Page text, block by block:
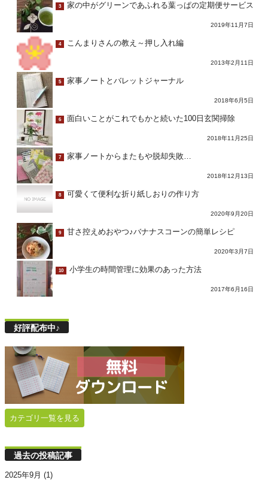
3 家の中がグリーンであふれる葉っぱの定期便サービス
2019年11月7日
4 こんまりさんの教え～押し入れ編
2013年2月11日
5 家事ノートとバレットジャーナル
2018年6月5日
6 面白いことがこれでもかと続いた100日玄関掃除
2018年11月25日
7 家事ノートからまたもや脱却失敗…
2018年12月13日
8 可愛くて便利な折り紙しおりの作り方
2020年9月20日
9 甘さ控えめおやつ♪バナナスコーンの簡単レシピ
2020年3月7日
10 小学生の時間管理に効果のあった方法
2017年6月16日
好評配布中♪
カテゴリ一覧を見る
過去の投稿記事
2025年9月 (1)